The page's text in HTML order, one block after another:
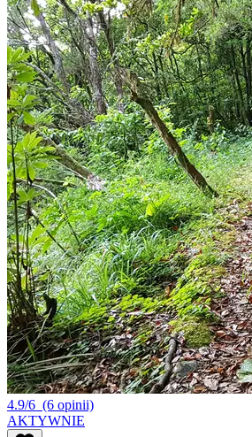
4.9/6 (6 opinii)
AKTYWNIE